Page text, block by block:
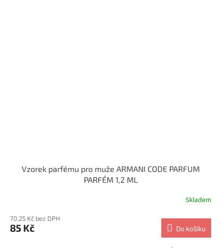
Vzorek parfému pro muže ARMANI CODE PARFUM
PARFÉM 1,2 ML
Skladem
70,25 Kč bez DPH
85 Kč Do košíku